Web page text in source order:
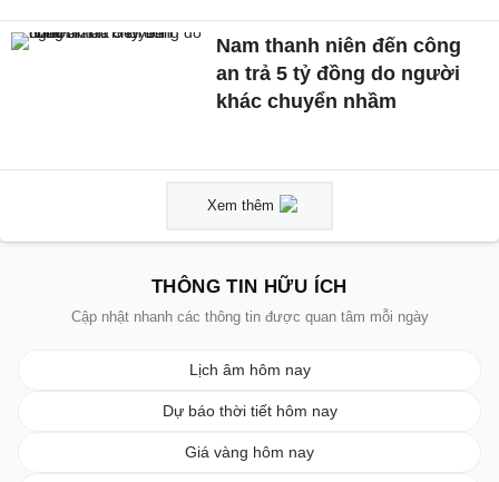
Nam thanh niên đến công
an trả 5 tỷ đồng do người
khác chuyển nhầm
Xem thêm
THÔNG TIN HỮU ÍCH
Cập nhật nhanh các thông tin được quan tâm mỗi ngày
Lịch âm hôm nay
Dự báo thời tiết hôm nay
Giá vàng hôm nay